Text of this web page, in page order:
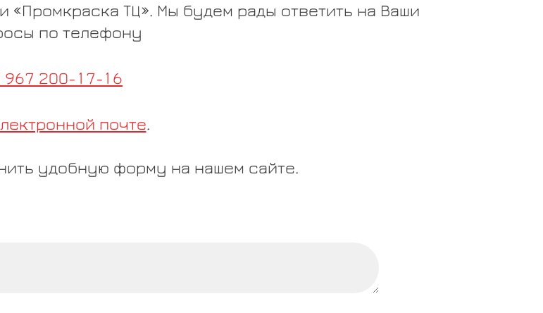
ТЦ». Мы будем рады ответить на Ваши
по телефону
967 200-17-16
почте.
удобную форму на нашем сайте.